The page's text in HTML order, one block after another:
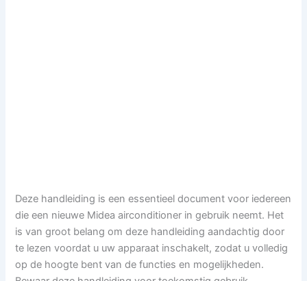
Deze handleiding is een essentieel document voor iedereen
die een nieuwe Midea airconditioner in gebruik neemt. Het
is van groot belang om deze handleiding aandachtig door
te lezen voordat u uw apparaat inschakelt, zodat u volledig
op de hoogte bent van de functies en mogelijkheden.